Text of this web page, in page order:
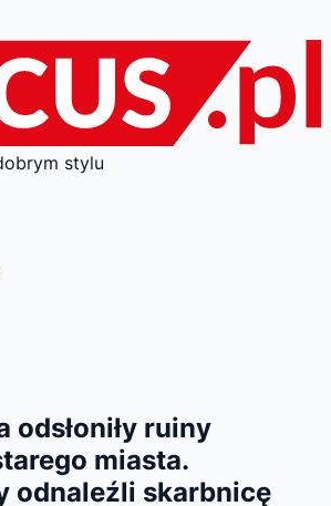
stylu
odsłoniły ruiny
miasta.
odnaleźli skarbnicę